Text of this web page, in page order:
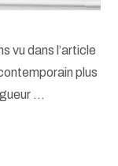
vu dans l’article
plus
…